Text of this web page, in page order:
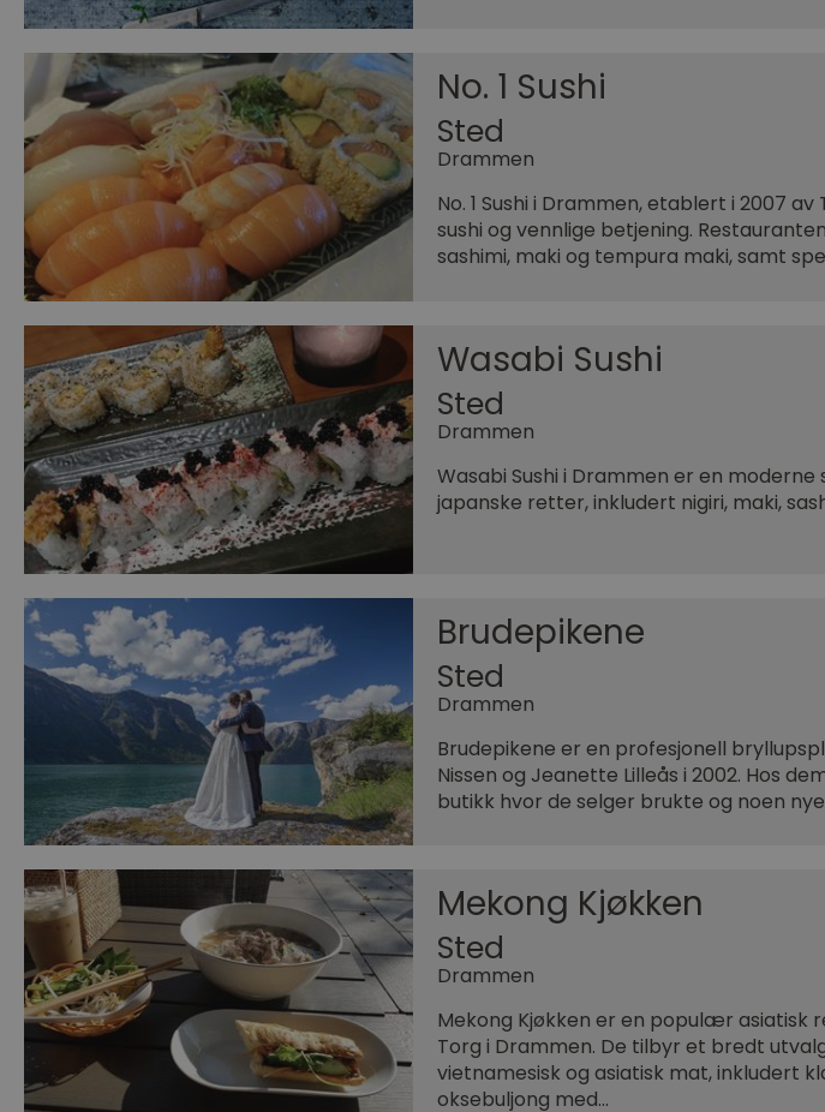
No. 1 Sushi
Sted
Drammen
No. 1 Sushi i Drammen, etablert i 2007
sushi og vennlige betjening.
sashimi, maki og tempura maki, samt
Wasabi Sushi
Sted
Drammen
Wasabi Sushi i Drammen er en
japanske retter, inkludert nigiri, maki,
Brudepikene
Sted
Drammen
Brudepikene er en profesjonell
Nissen og Jeanette Lilleås i 2002. Hos
butikk hvor de selger brukte og noen
Mekong Kjøkken
Sted
Drammen
Mekong Kjøkken er en populær asiatisk
Torg i Drammen. De tilbyr et bredt
vietnamesisk og asiatisk mat, inkludert
oksebuljong med…